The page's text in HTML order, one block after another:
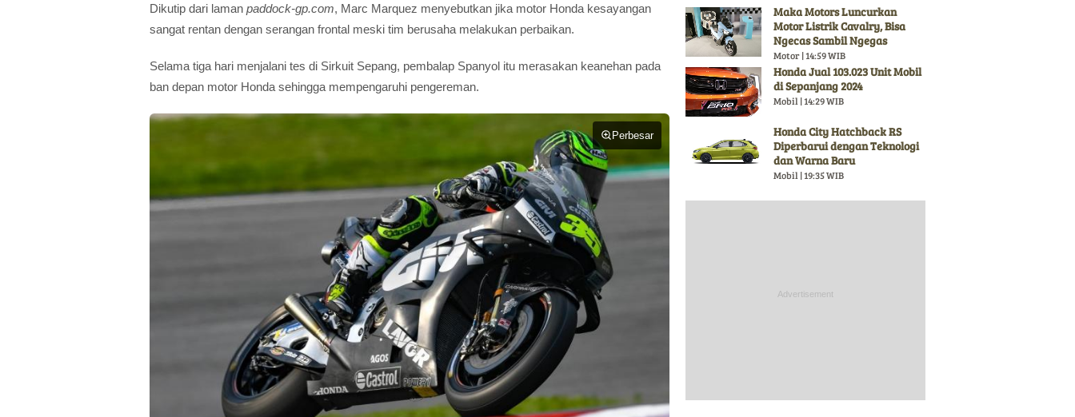
Dikutip dari laman paddock-gp.com, Marc Marquez menyebutkan jika motor Honda kesayangan
sangat rentan dengan serangan frontal meski tim berusaha melakukan perbaikan.
Selama tiga hari menjalani tes di Sirkuit Sepang, pembalap Spanyol itu merasakan keanehan pada
ban depan motor Honda sehingga mempengaruhi pengereman.
Perbesar
Maka Motors Luncurkan
Motor Listrik Cavalry, Bisa
Ngecas Sambil Ngegas
Motor | 14:59 WIB
Honda Jual 103.023 Unit Mobil
di Sepanjang 2024
Mobil | 14:29 WIB
Honda City Hatchback RS
Diperbarui dengan Teknologi
dan Warna Baru
Mobil | 19:35 WIB